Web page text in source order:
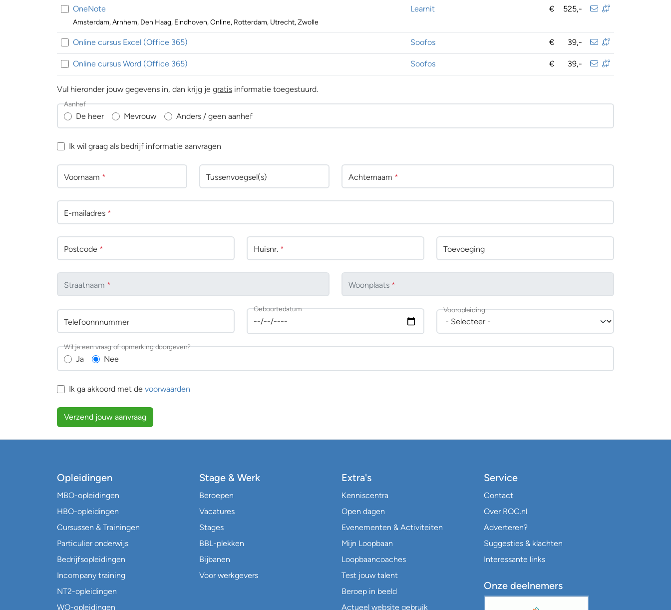
OneNote Learnit € 525,-
Amsterdam, Arnhem, Den Haag, Eindhoven, Online, Rotterdam, Utrecht, Zwolle
Online cursus Excel (Office 365) Soofos € 39,-
Online cursus Word (Office 365) Soofos € 39,-
Vul hieronder jouw gegevens in, dan krijg je gratis informatie toegestuurd.
De heer Mevrouw Anders / geen aanhef
Aanhef
Ik wil graag als bedrijf informatie aanvragen
Voornaam * Tussenvoegsel(s) Achternaam *
E-mailadres *
Postcode * Huisnr. * Toevoeging
Straatnaam * Woonplaats *
Telefoonnnummer
Geboortedatum Vooropleiding
Ja Nee
Wil je een vraag of opmerking doorgeven?
Ik ga akkoord met de voorwaarden
Verzend jouw aanvraag
Opleidingen
MBO-opleidingen
HBO-opleidingen
Cursussen & Trainingen
Particulier onderwijs
Bedrijfsopleidingen
Incompany training
NT2-opleidingen
WO-opleidingen
Stage & Werk
Beroepen
Vacatures
Stages
BBL-plekken
Bijbanen
Voor werkgevers
Extra's
Kenniscentra
Open dagen
Evenementen & Activiteiten
Mijn Loopbaan
Loopbaancoaches
Test jouw talent
Beroep in beeld
Actueel website gebruik
Service
Contact
Over ROC.nl
Adverteren?
Suggesties & klachten
Interessante links
Onze deelnemers